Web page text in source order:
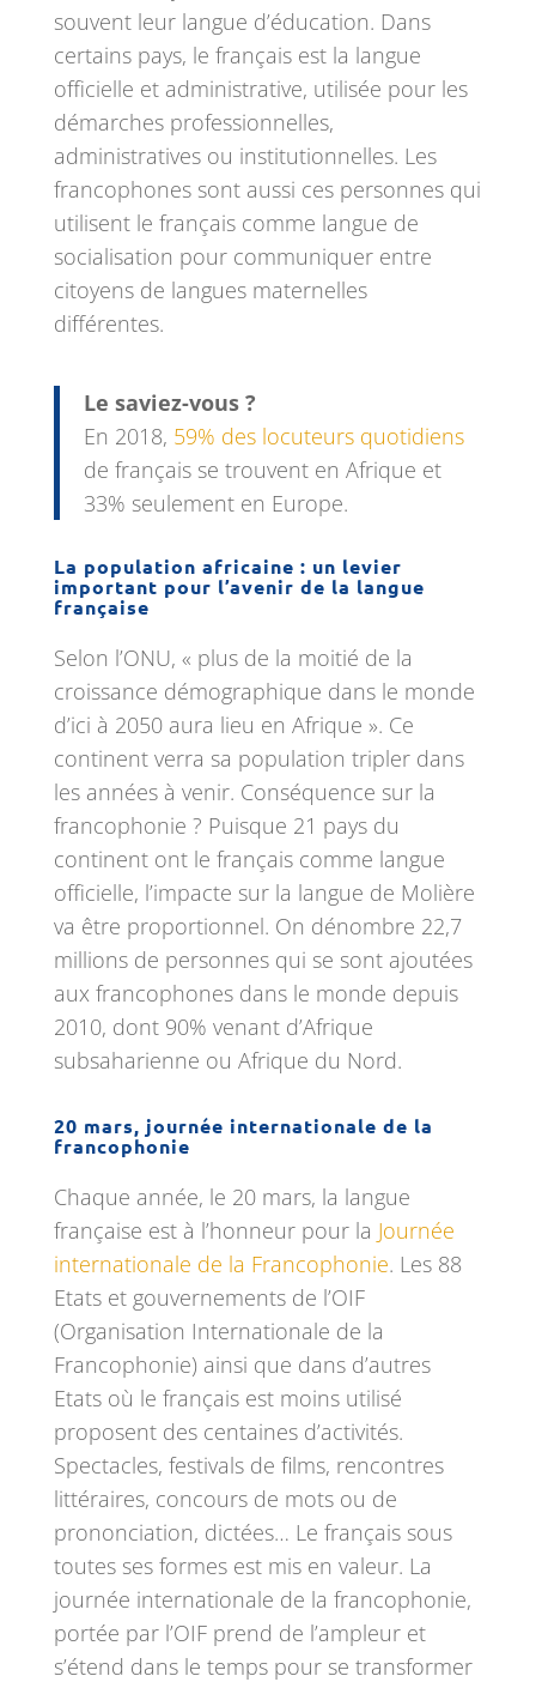
souvent leur langue d’éducation. Dans
certains pays, le français est la langue
officielle et administrative, utilisée pour les
démarches professionnelles,
administratives ou institutionnelles. Les
francophones sont aussi ces personnes qui
utilisent le français comme langue de
socialisation pour communiquer entre
citoyens de langues maternelles
différentes.
Le saviez-vous ?
En 2018, 59% des locuteurs quotidiens
de français se trouvent en Afrique et
33% seulement en Europe.
La population africaine : un levier
important pour l’avenir de la langue
française
Selon l’ONU, « plus de la moitié de la
croissance démographique dans le monde
d’ici à 2050 aura lieu en Afrique ». Ce
continent verra sa population tripler dans
les années à venir. Conséquence sur la
francophonie ? Puisque 21 pays du
continent ont le français comme langue
officielle, l’impacte sur la langue de Molière
va être proportionnel. On dénombre 22,7
millions de personnes qui se sont ajoutées
aux francophones dans le monde depuis
2010, dont 90% venant d’Afrique
subsaharienne ou Afrique du Nord.
20 mars, journée internationale de la
francophonie
Chaque année, le 20 mars, la langue
française est à l’honneur pour la Journée
internationale de la Francophonie. Les 88
Etats et gouvernements de l’OIF
(Organisation Internationale de la
Francophonie) ainsi que dans d’autres
Etats où le français est moins utilisé
proposent des centaines d’activités.
Spectacles, festivals de films, rencontres
littéraires, concours de mots ou de
prononciation, dictées… Le français sous
toutes ses formes est mis en valeur. La
journée internationale de la francophonie,
portée par l’OIF prend de l’ampleur et
s’étend dans le temps pour se transformer